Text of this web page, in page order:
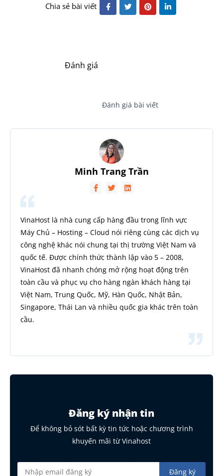
Chia sẻ bài viết
Đánh giá
Đánh giá bài viết
Minh Trang Trần
VinaHost là nhà cung cấp hàng đầu trong lĩnh vực
Máy Chủ – Hosting – Cloud nói riêng cùng các dịch vụ
công nghệ khác nói chung tại thị trường Việt Nam và
quốc tế. Được chính thức thành lập vào 5 – 2008,
VinaHost đã nhanh chóng mở rộng hoạt động trên
toàn cầu và phục vụ cho hàng ngàn khách hàng tại
Việt Nam, Trung Quốc, Mỹ, Hàn Quốc, Nhật Bản,
Singapore, Thái Lan và nhiều quốc gia khác trên toàn
cầu.
Đăng ký nhận tin
Để không bỏ sót bất kỳ tin tức hoặc chương trình
khuyến mãi từ Vinahost